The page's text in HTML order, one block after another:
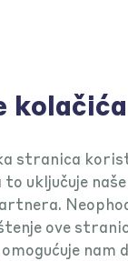
Pay
kolačića
stranica
to uključuje
ove
nam